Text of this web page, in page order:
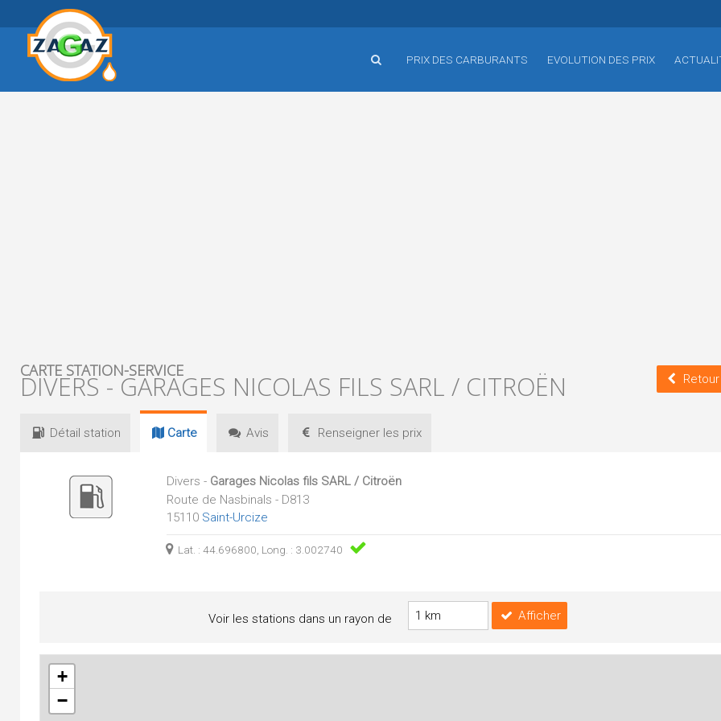
PRIX DES CARBURANTS EVOLUTION DES PRIX
CARTE STATION-SERVICE
DIVERS - GARAGES NICOLAS FILS SARL / CITROËN
Détail station Carte Avis Renseigner les prix
Divers - Garages Nicolas fils SARL / Citroën
Route de Nasbinals - D813
15110 Saint-Urcize
Lat. : 44.696800, Long. : 3.002740
Voir les stations dans un rayon de Afficher
+
−